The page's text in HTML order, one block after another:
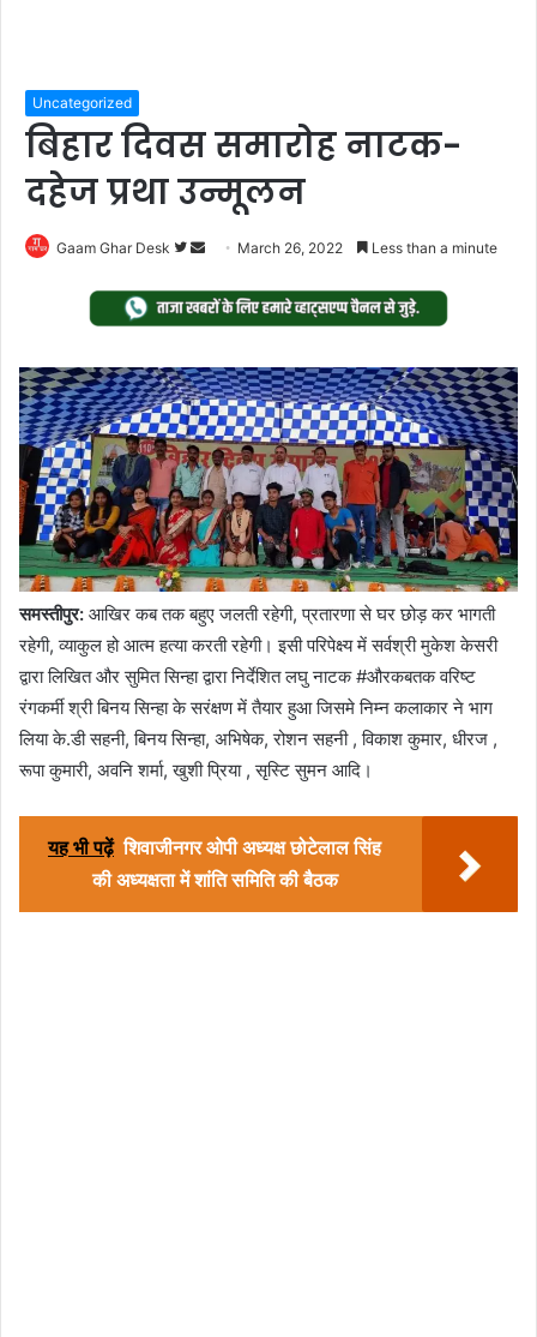
Uncategorized
बिहार दिवस समारोह नाटक-
दहेज प्रथा उन्मूलन
Gaam Ghar Desk
Follow
Twitter
Send
email
March 26, 2022 Less than a minute
समस्तीपुर: आखिर कब तक बहुए जलती रहेगी, प्रतारणा से घर छोड़ कर भागती
रहेगी, व्याकुल हो आत्म हत्या करती रहेगी। इसी परिपेक्ष्य में सर्वश्री मुकेश केसरी
द्वारा लिखित और सुमित सिन्हा द्वारा निर्देशित लघु नाटक #औरकबतक वरिष्ट
रंगकर्मी श्री बिनय सिन्हा के सरंक्षण में तैयार हुआ जिसमे निम्न कलाकार ने भाग
लिया के.डी सहनी, बिनय सिन्हा, अभिषेक, रोशन सहनी , विकाश कुमार, धीरज ,
रूपा कुमारी, अवनि शर्मा, खुशी प्रिया , सृस्टि सुमन आदि।
यह भी पढ़ें शिवाजीनगर ओपी अध्यक्ष छोटेलाल सिंह
की अध्यक्षता में शांति समिति की बैठक